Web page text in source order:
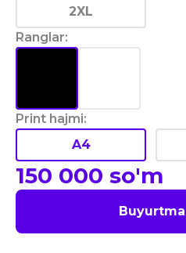
2XL
Ranglar:
Print hajmi:
A4
150 000 so'm